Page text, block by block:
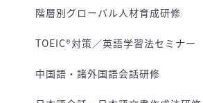
階層別グローバル人材育成研修
TOEIC®対策／英語学習法セミナー
中国語・諸外国語会話研修